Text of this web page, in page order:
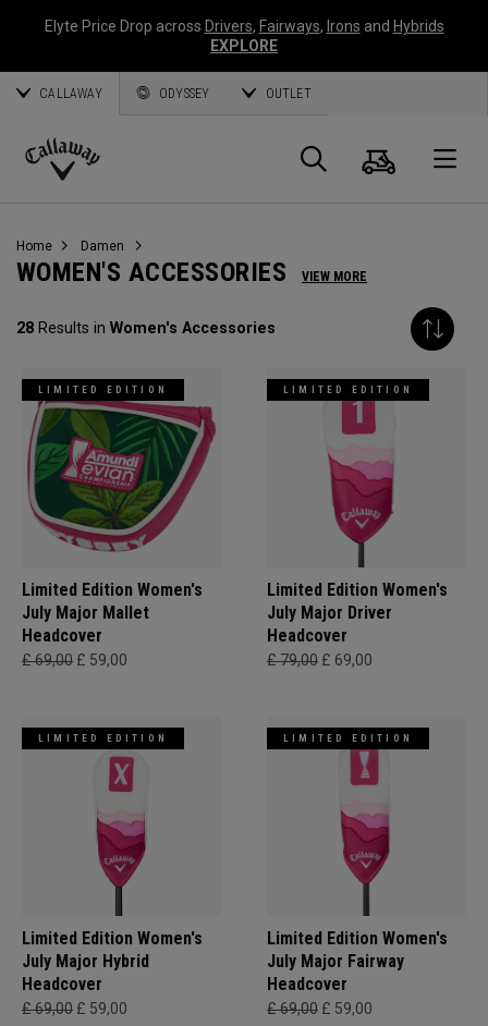
Elyte Price Drop across Drivers, Fairways, Irons and Hybrids
EXPLORE
CALLAWAY ODYSSEY OUTLET
Callaway
Suche
Home Damen
WOMEN'S ACCESSORIES VIEW MORE
28 Results in Women's Accessories
LIMITED EDITION
Limited Edition Women's
July Major Mallet
Headcover
£ 69,00 £ 59,00
LIMITED EDITION
Limited Edition Women's
July Major Driver
Headcover
£ 79,00 £ 69,00
LIMITED EDITION
Limited Edition Women's
July Major Hybrid
Headcover
£ 69,00 £ 59,00
LIMITED EDITION
Limited Edition Women's
July Major Fairway
Headcover
£ 69,00 £ 59,00